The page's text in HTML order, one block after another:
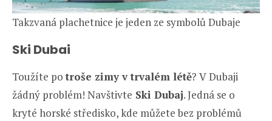
Takzvaná plachetnice je jeden ze symbolů Dubaje
Ski Dubai
Toužíte potroše zimy v trvalém létě? V Dubaji
žádný problém! Navštivte Ski Dubaj. Jedná se o
kryté horské středisko, kde můžete bez problémů